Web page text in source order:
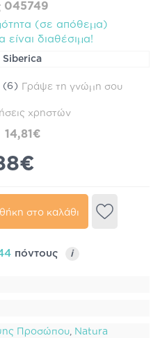
045749
(σε απόθεμα)
είναι διαθέσιμα!
Siberica
(6) Γράψε τη γνώμη σου
χρηστών
14,81€
στο καλάθι
πόντους i
Προσώπου, Natura